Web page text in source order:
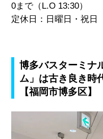
0まで（L.O 13:30）
定休日：日曜日・祝日
博多バスターミナ
ム」は古き良き時
【福岡市博多区】